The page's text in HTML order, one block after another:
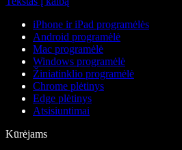
iPhone ir iPad programėlės
Android programėlė
Mac programėlė
Windows programėlė
Žiniatinklio programėlė
Chrome plėtinys
Edge plėtinys
Atsisiuntimai
Kūrėjams